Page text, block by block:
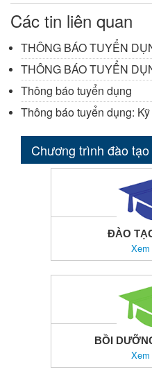
Các tin liên quan
THÔNG BÁO TUYỂN
THÔNG BÁO TUYỂN
Thông báo tuyển dụng
Thông báo tuyển dụng:
Chương trình đào tạo
ĐÀO
BỒI